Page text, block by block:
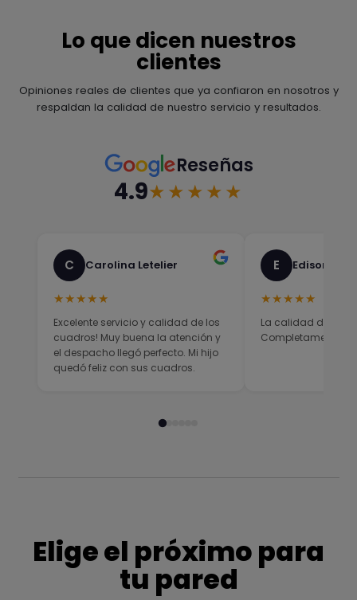
Lo que dicen nuestros
clientes
Opiniones reales de clientes que ya confiaron en nosotros y
respaldan la calidad de nuestro servicio y resultados.
Reseñas
4.9★★★★★
C Carolina Letelier
★★★★★
Excelente servicio y calidad de los
cuadros! Muy buena la atención y
el despacho llegó perfecto. Mi hijo
quedó feliz con sus cuadros.
E Edison
★★★★★
La calidad del
Completamente
Elige el próximo para
tu pared